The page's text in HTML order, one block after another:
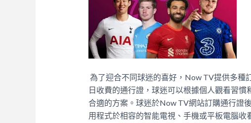
為了迎合不同球迷的喜好，Now TV提供多種
日收費的通行證，球迷可以根據個人觀看習
合適的方案。球迷於Now TV網站訂購通行證
用程式於相容的智能電視、手機或平板電腦